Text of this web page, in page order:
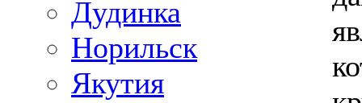
Дудинка
Норильск
Якутия